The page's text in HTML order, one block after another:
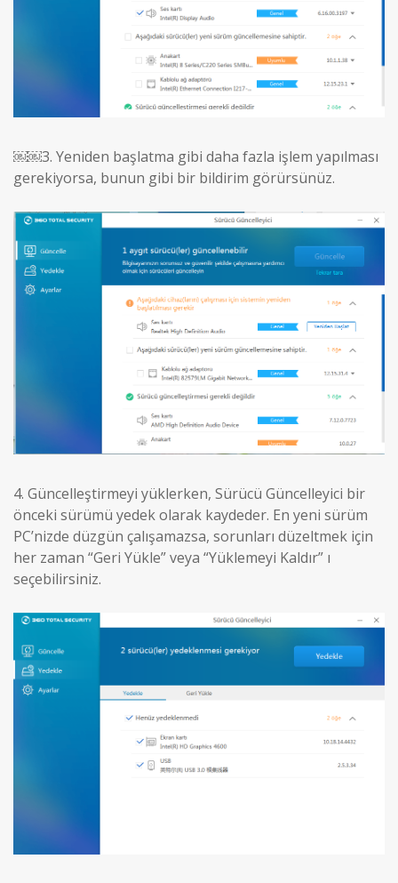
￼￼3. Yeniden başlatma gibi daha fazla işlem yapılması
gerekiyorsa, bunun gibi bir bildirim görürsünüz.
4. Güncelleştirmeyi yüklerken, Sürücü Güncelleyici bir
önceki sürümü yedek olarak kaydeder. En yeni sürüm
PC’nizde düzgün çalışamazsa, sorunları düzeltmek için
her zaman “Geri Yükle” veya “Yüklemeyi Kaldır” ı
seçebilirsiniz.